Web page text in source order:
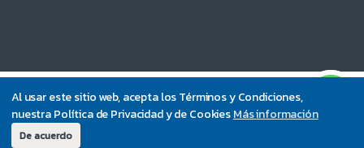
Al usar este sitio web, acepta los Términos y Condiciones,
nuestra Política de Privacidad y de CookiesMás información
De acuerdo